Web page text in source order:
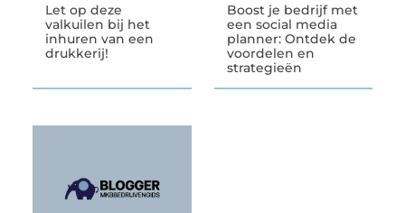
Let op deze
valkuilen bij het
inhuren van een
drukkerij!
Boost je bedrijf met
een social media
planner: Ontdek de
voordelen en
strategieën